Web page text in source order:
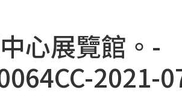
心展覽館。-
2021-